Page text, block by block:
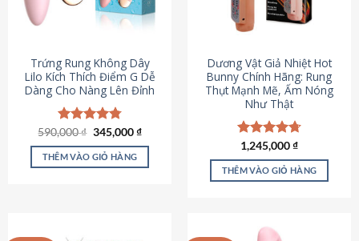
Trứng Rung Không Dây
Lilo Kích Thích Điểm G Dễ
Dàng Cho Nàng Lên Đỉnh
Được xếp
hạng4.79
5 sao
590,000₫ Giá
là:
590,000 ₫.
345,000₫Giá
tại
345,000 ₫.
THÊM VÀO GIỎ HÀNG
Dương Vật Giả Nhiệt Hot
Bunny Chính Hãng: Rung
Thụt Mạnh Mẽ, Ấm Nóng
Như Thật
Được xếp
hạng4.73
5 sao
1,245,000₫
THÊM VÀO GIỎ HÀNG